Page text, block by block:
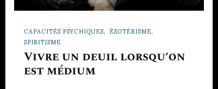
CAPACITÉS PSYCHIQUES ÉSOTÉRISME
SPIRITISME
Vivre un deuil lorsqu’on
est médium